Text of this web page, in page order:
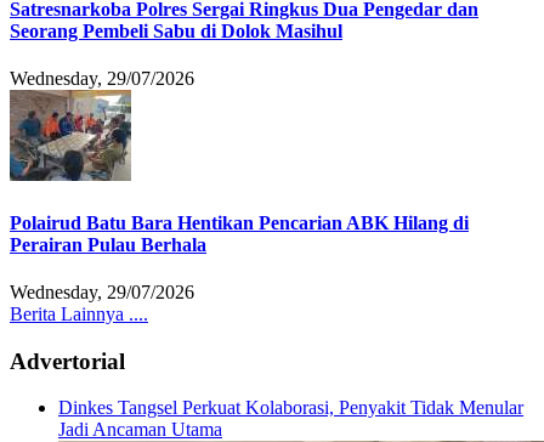
Satresnarkoba Polres Sergai Ringkus Dua Pengedar dan
Seorang Pembeli Sabu di Dolok Masihul
Wednesday, 29/07/2026
Polairud Batu Bara Hentikan Pencarian ABK Hilang di
Perairan Pulau Berhala
Wednesday, 29/07/2026
Berita Lainnya ....
Advertorial
Dinkes Tangsel Perkuat Kolaborasi, Penyakit Tidak Menular
Jadi Ancaman Utama